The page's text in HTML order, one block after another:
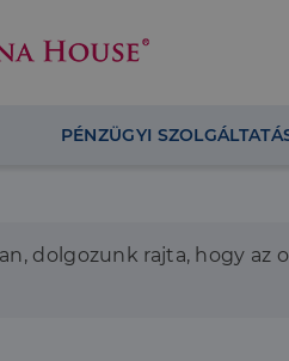
PÉNZÜGYI
dolgozunk rajta, hogy